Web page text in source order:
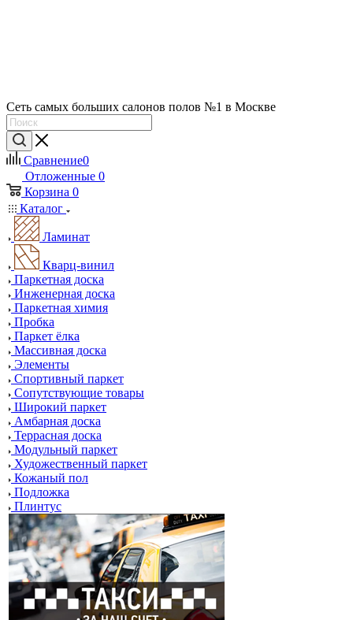
Сеть самых больших салонов полов №1 в Москве
Сравнение0
Отложенные 0
Корзина 0
Каталог
Ламинат
Кварц-винил
Паркетная доска
Инженерная доска
Паркетная химия
Пробка
Паркет ёлка
Массивная доска
Элементы
Спортивный паркет
Сопутствующие товары
Широкий паркет
Амбарная доска
Террасная доска
Модульный паркет
Художественный паркет
Кожаный пол
Подложка
Плинтус